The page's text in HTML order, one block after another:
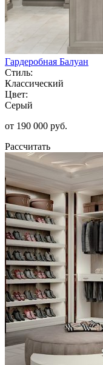
Гардеробная Балуан
Стиль:
Классический
Цвет:
Серый
от 190 000 руб.
Рассчитать